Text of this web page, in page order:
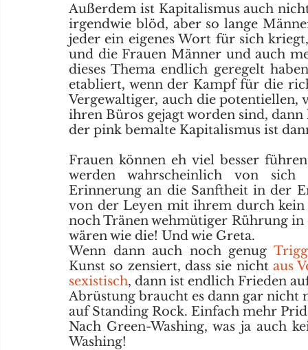
Außerdem ist Kapitalismus auch
irgendwie blöd, aber so lange
jeder ein eigenes Wort für sich
und die Frauen Männer und auch
dieses Thema endlich geregelt
etabliert, wenn der Kampf für die
Vergewaltiger, auch die potentiellen,
ihren Büros gejagt worden sind,
der pink bemalte Kapitalismus ist
Frauen können eh viel besser
werden wahrscheinlich von sich
Erinnerung an die Sanftheit in der
von der Leyen mit ihrem durch
noch Tränen wehmütiger Rührung in
wären wie die! Und wie Greta.
Wenn dann auch noch genug
Kunst so zensiert, dass sie nicht aus
sexistisch, dann ist endlich Frieden
Abrüstung braucht es dann gar nicht
auf Standing Rock. Einfach mehr
Nach Green-Washing, was ja auch
Washing!